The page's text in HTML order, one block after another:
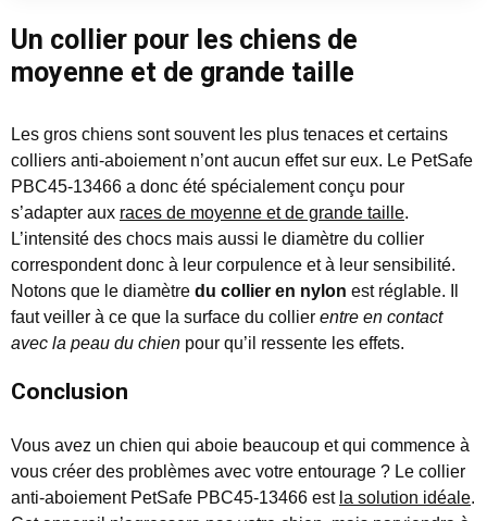
Un collier pour les chiens de
moyenne et de grande taille
Les gros chiens sont souvent les plus tenaces et certains
colliers anti-aboiement n’ont aucun effet sur eux. Le PetSafe
PBC45-13466 a donc été spécialement conçu pour
s’adapter aux races de moyenne et de grande taille.
L’intensité des chocs mais aussi le diamètre du collier
correspondent donc à leur corpulence et à leur sensibilité.
Notons que le diamètre du collier en nylon est réglable. Il
faut veiller à ce que la surface du collier entre en contact
avec la peau du chien pour qu’il ressente les effets.
Conclusion
Vous avez un chien qui aboie beaucoup et qui commence à
vous créer des problèmes avec votre entourage ? Le collier
anti-aboiement PetSafe PBC45-13466 est la solution idéale.